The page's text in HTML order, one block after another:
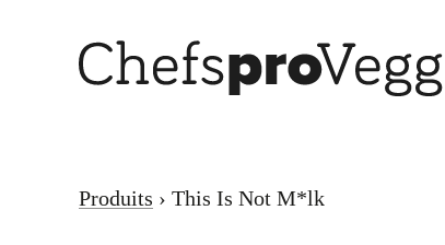
Produits This Is Not M*lk